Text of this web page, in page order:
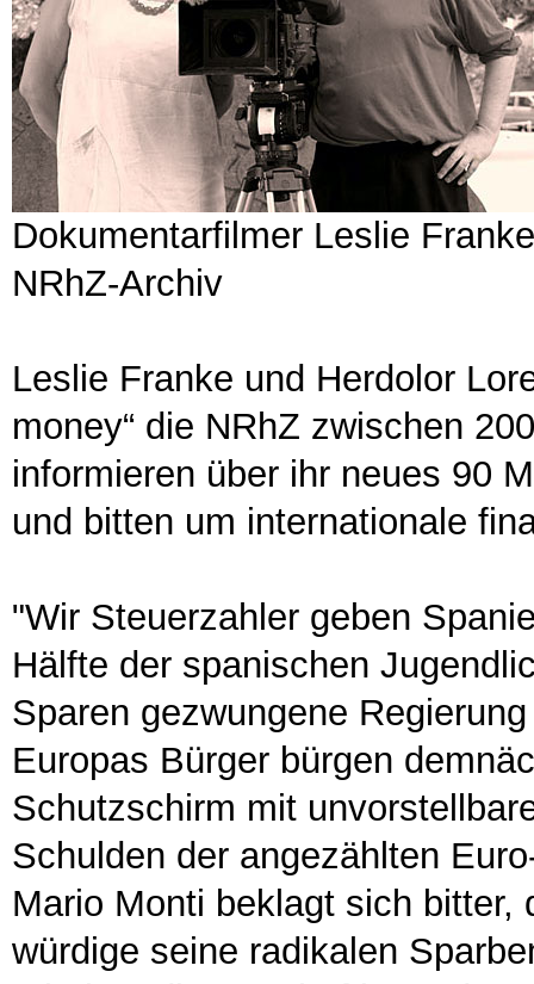
Dokumentarfilmer Leslie
NRhZ-Archiv
Leslie Franke und Herdolor
money“ die NRhZ zwischen
informieren über ihr neues 90
und bitten um internationale
"Wir Steuerzahler geben
Hälfte der spanischen
Sparen gezwungene
Europas Bürger bürgen
Schutzschirm mit
Schulden der angezählten
Mario Monti beklagt sich
würdige seine radikalen